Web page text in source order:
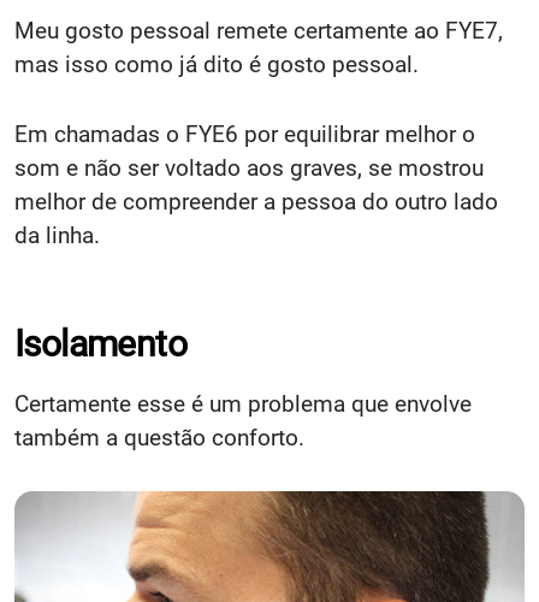
Meu gosto pessoal remete certamente ao FYE7,
mas isso como já dito é gosto pessoal.
Em chamadas o FYE6 por equilibrar melhor o
som e não ser voltado aos graves, se mostrou
melhor de compreender a pessoa do outro lado
da linha.
Isolamento
Certamente esse é um problema que envolve
também a questão conforto.